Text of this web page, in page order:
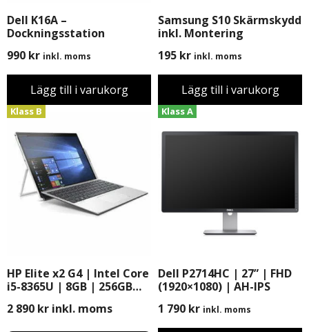
Dell K16A –
Dockningsstation
990 kr inkl. moms
Lägg till i varukorg
Samsung S10 Skärmskydd
inkl. Montering
195 kr inkl. moms
Lägg till i varukorg
HP Elite x2 G4 | Intel Core
i5-8365U | 8GB | 256GB
Pro
Klass B
2 890 kr inkl. moms
Dell P2714HC | 27” | FHD
(1920×1080) | AH-IPS
Klass A
1 790 kr inkl. moms